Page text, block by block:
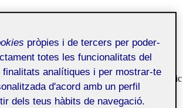
els marges utilitzats pel seu interior, l’únic
Aquesta ens permet construir un disseny
pròpies i de tercers per poder-
totes les funcionalitats del
finalitats analítiques i per mostrar-te
d'acord amb un perfil
dels teus hàbits de navegació.